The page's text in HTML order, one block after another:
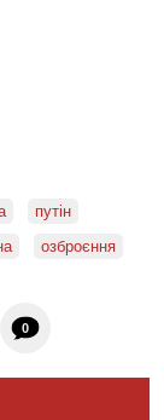
путін
озброєння
0